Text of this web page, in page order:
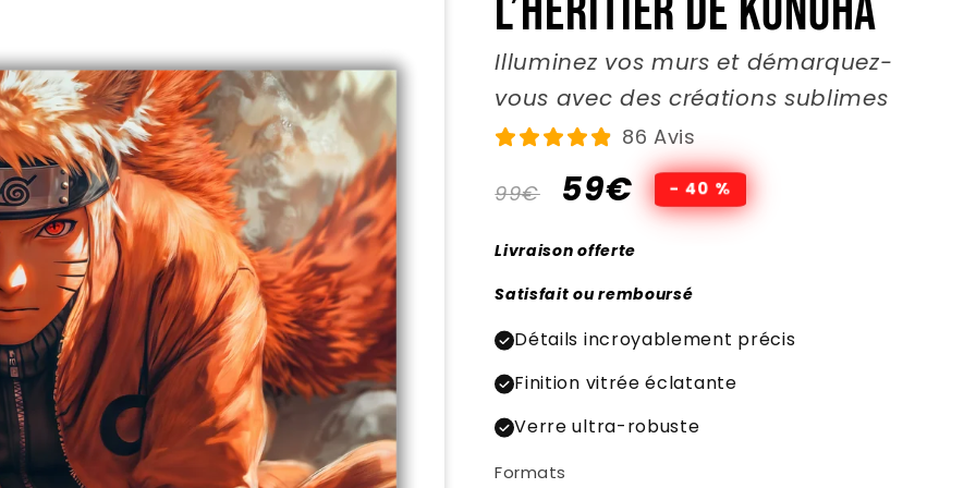
Pop Culture
La culture populaire crée par
vous, nous... celle qui ne se
trouve pas dans les livres !
Science fiction
Un univers qui n'existe pas,
sauf ici.
Voitures et motos
Les moteurs qui rugissent,
l’Héritier de Konoha
Illuminez vos murs et démarquez-
vous avec des créations sublimes
86 Avis
Prix
99€
Prix
promotionnel
59€ - 40 %
Livraison offerte
Satisfait ou remboursé
Détails incroyablement précis
Finition vitrée éclatante
Verre ultra-robuste
Formats